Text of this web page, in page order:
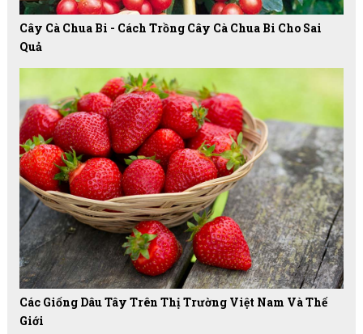
Cây Cà Chua Bi - Cách Trồng Cây Cà Chua Bi Cho Sai
Quả
Các Giống Dâu Tây Trên Thị Trường Việt Nam Và Thế
Giới